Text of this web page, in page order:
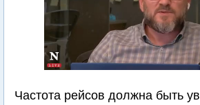
Частота рейсов должна быть